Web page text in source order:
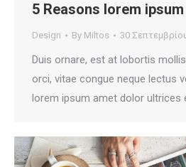
5 Reasons lorem
Design By Miltos 30
Duis ornare, est at lobortis
orci, vitae congue neque lectus
lorem ipsum amet dolor ultrices